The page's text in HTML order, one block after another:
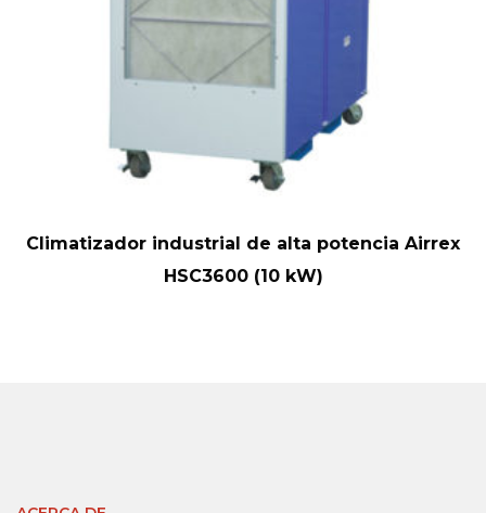
Climatizador industrial de alta potencia Airrex
HSC3600 (10 kW)